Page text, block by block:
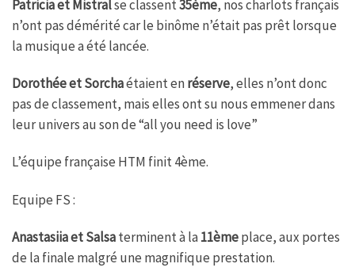
Patricia et Mistralse classent35ème, nos charlots français
n’ont pas démérité car le binôme n’était pas prêt lorsque
la musique a été lancée.
Dorothée et Sorchaétaient enréserve, elles n’ont donc
pas de classement, mais elles ont su nous emmener dans
leur univers au son de “all you need is love”
L’équipe française HTM finit 4ème.
Equipe FS :
Anastasiia et Salsaterminent à la11èmeplace, aux portes
de la finale malgré une magnifique prestation.